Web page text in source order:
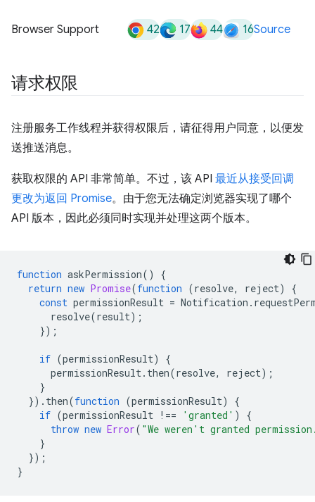
Browser Support 42 17 44 16Source
请求权限
注册服务工作线程并获得权限后，请征得用户同意，以便发
送推送消息。
获取权限的 API 非常简单。不过，该 API 最近从接受回调
更改为返回 Promise。由于您无法确定浏览器实现了哪个
API 版本，因此必须同时实现并处理这两个版本。
function askPermission()
{
return new Promise(function (resolve, reject)
{
const permissionResult = Notification .
resolve(result);
});
if (permissionResult)
{
permissionResult. then(resolve, reject);
}
}). then(function (permissionResult)
{
if (permissionResult !== 'granted' )
{
throw new Error( "We weren't granted
}
});
}